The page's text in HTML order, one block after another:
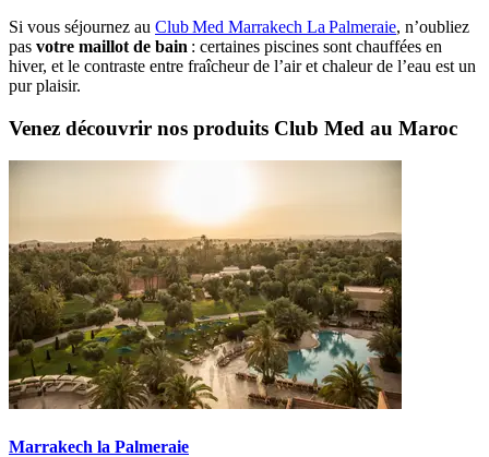
Si vous séjournez au Club Med Marrakech La Palmeraie, n’oubliez
pas votre maillot de bain : certaines piscines sont chauffées en
hiver, et le contraste entre fraîcheur de l’air et chaleur de l’eau est un
pur plaisir.
Venez découvrir nos produits Club Med au Maroc
Marrakech la Palmeraie